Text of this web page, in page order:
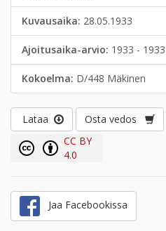
Kuvausaika: 28.05.1933
Ajoitusaika-arvio: 1933 - 1933
Kokoelma: D/448 Mäkinen
Lataa
Osta vedos
CC BY
4.0
Jaa Facebookissa